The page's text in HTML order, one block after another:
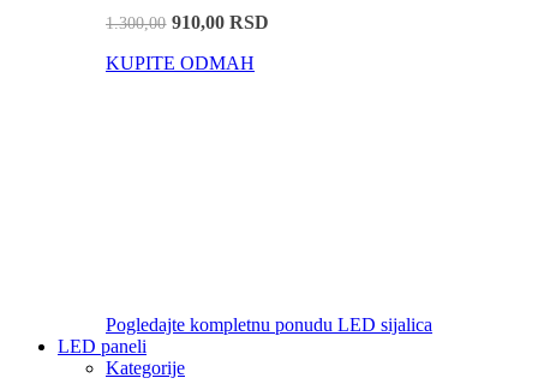
1.300,00910,00 RSD
KUPITE ODMAH
Pogledajte kompletnu ponudu LED sijalica
LED paneli
Kategorije